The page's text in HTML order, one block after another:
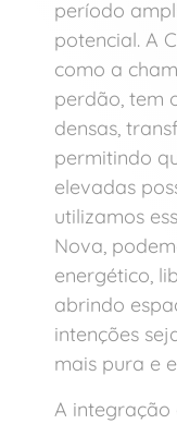
período
potencial. A
como a
perdão, tem
densas,
permitindo
elevadas
utilizamos
Nova,
energético,
abrindo
intenções
mais pura e
A